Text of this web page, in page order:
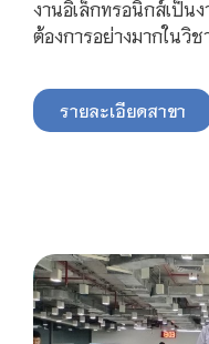
งานอิเล็กทรอนิกส์เป็น
ต้องการอย่างมากในวิ
รายละเอียดสาขา